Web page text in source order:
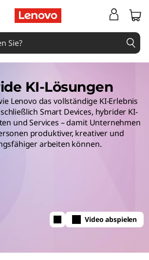
springen
KI-Lösungen
Lenovo das vollständige KI-Erlebnis
Smart Devices, hybrider KI-
und Services – damit Unternehmen
produktiver, kreativer und
arbeiten können.
Video abspielen